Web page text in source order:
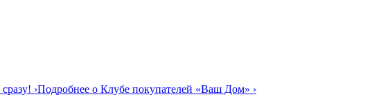
сразу! ›Подробнее о Клубе покупателей «Ваш Дом» ›